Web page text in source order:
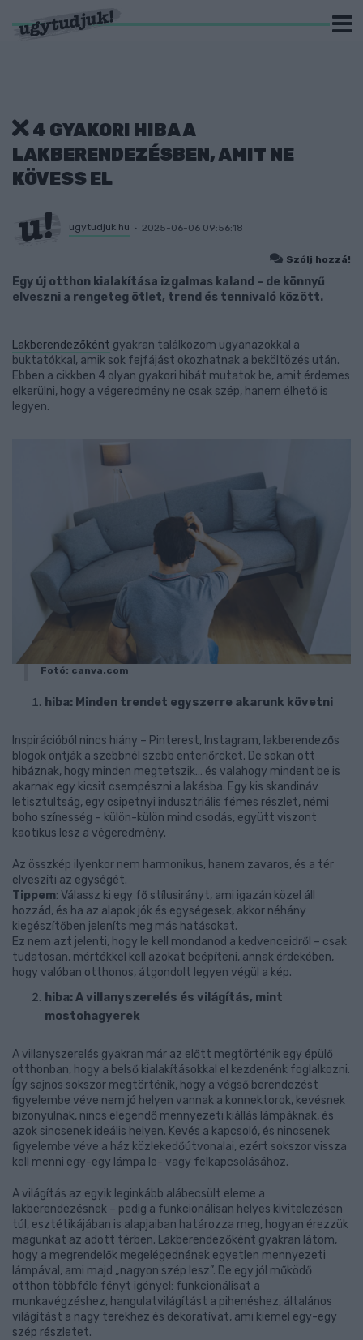
4 GYAKORI HIBA A
LAKBERENDEZÉSBEN, AMIT NE
KÖVESS EL
ugytudjuk.hu 2025-06-06 09:56:18
Szólj hozzá!
Egy új otthon kialakítása izgalmas kaland – de könnyű
elveszni a rengeteg ötlet, trend és tennivaló között.
Lakberendezőként gyakran találkozom ugyanazokkal a
buktatókkal, amik sok fejfájást okozhatnak a beköltözés után.
Ebben a cikkben 4 olyan gyakori hibát mutatok be, amit érdemes
elkerülni, hogy a végeredmény ne csak szép, hanem élhető is
legyen.
Fotó: canva.com
hiba: Minden trendet egyszerre akarunk követni
Inspirációból nincs hiány – Pinterest, Instagram, lakberendezős
blogok ontják a szebbnél szebb enteriőröket. De sokan ott
hibáznak, hogy minden megtetszik… és valahogy mindent be is
akarnak egy kicsit csempészni a lakásba. Egy kis skandináv
letisztultság, egy csipetnyi indusztriális fémes részlet, némi
boho színesség – külön-külön mind csodás, együtt viszont
kaotikus lesz a végeredmény.
Az összkép ilyenkor nem harmonikus, hanem zavaros, és a tér
elveszíti az egységét.
Tippem: Válassz ki egy fő stílusirányt, ami igazán közel áll
hozzád, és ha az alapok jók és egységesek, akkor néhány
kiegészítőben jeleníts meg más hatásokat.
Ez nem azt jelenti, hogy le kell mondanod a kedvenceidről – csak
tudatosan, mértékkel kell azokat beépíteni, annak érdekében,
hogy valóban otthonos, átgondolt legyen végül a kép.
hiba: A villanyszerelés és világítás, mint
mostohagyerek
A villanyszerelés gyakran már az előtt megtörténik egy épülő
otthonban, hogy a belső kialakításokkal el kezdenénk foglalkozni.
Így sajnos sokszor megtörténik, hogy a végső berendezést
figyelembe véve nem jó helyen vannak a konnektorok, kevésnek
bizonyulnak, nincs elegendő mennyezeti kiállás lámpáknak, és
azok sincsenek ideális helyen. Kevés a kapcsoló, és nincsenek
figyelembe véve a ház közlekedőútvonalai, ezért sokszor vissza
kell menni egy-egy lámpa le- vagy felkapcsolásához.
A világítás az egyik leginkább alábecsült eleme a
lakberendezésnek – pedig a funkcionálisan helyes kivitelezésen
túl, esztétikájában is alapjaiban határozza meg, hogyan érezzük
magunkat az adott térben. Lakberendezőként gyakran látom,
hogy a megrendelők megelégednének egyetlen mennyezeti
lámpával, ami majd „nagyon szép lesz”. De egy jól működő
otthon többféle fényt igényel: funkcionálisat a
munkavégzéshez, hangulatvilágítást a pihenéshez, általános
világítást a nagy terekhez és dekoratívat, ami kiemel egy-egy
szép részletet.